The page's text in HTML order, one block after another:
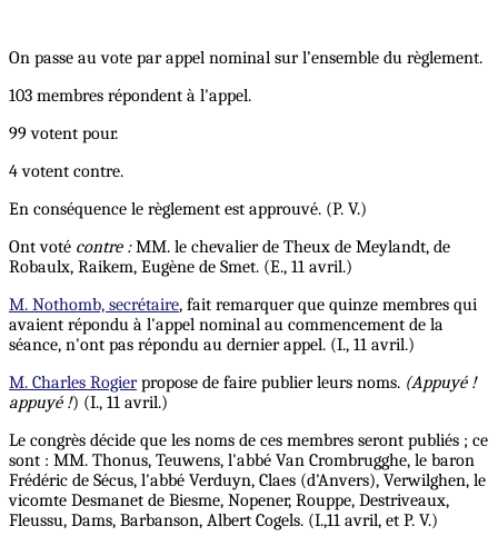
On passe au vote par appel nominal sur l’ensemble du règlement.
103 membres répondent à l'appel.
99 votent pour.
4 votent contre.
En conséquence le règlement est approuvé. (P. V.)
Ont voté contre :MM. le chevalier de Theux de Meylandt, de
Robaulx, Raikem, Eugène de Smet. (E., 11 avril.)
M. Nothomb, secrétaire, fait remarquer que quinze membres qui
avaient répondu à l'appel nominal au commencement de la
séance, n'ont pas répondu au dernier appel. (I., 11 avril.)
M. Charles Rogierpropose de faire publier leurs noms. (Appuyé !
appuyé !) (I., 11 avril.)
Le congrès décide que les noms de ces membres seront publiés ; ce
sont : MM. Thonus, Teuwens, l'abbé Van Crombrugghe, le baron
Frédéric de Sécus, l'abbé Verduyn, Claes (d'Anvers), Verwilghen, le
vicomte Desmanet de Biesme, Nopener, Rouppe, Destriveaux,
Fleussu, Dams, Barbanson, Albert Cogels. (I.,11 avril, et P. V.)